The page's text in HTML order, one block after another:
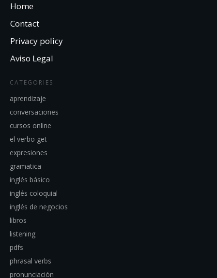
Home
Contact
Privacy policy
Aviso Legal
CATEGORIES
aprendizaje
conversaciones
cursos online
el verbo get
expresiones
gramatica
inglés básico
inglés coloquial
inglés de negocios
libros
listening
pdfs
phrasal verbs
pronunciación